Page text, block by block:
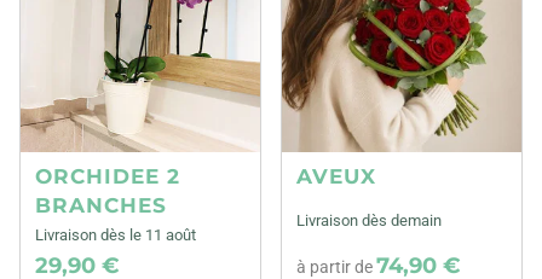
ORCHIDEE 2
BRANCHES
Livraison dès le 11 août
29,90 €
AVEUX
Livraison dès demain
à partir de74,90 €